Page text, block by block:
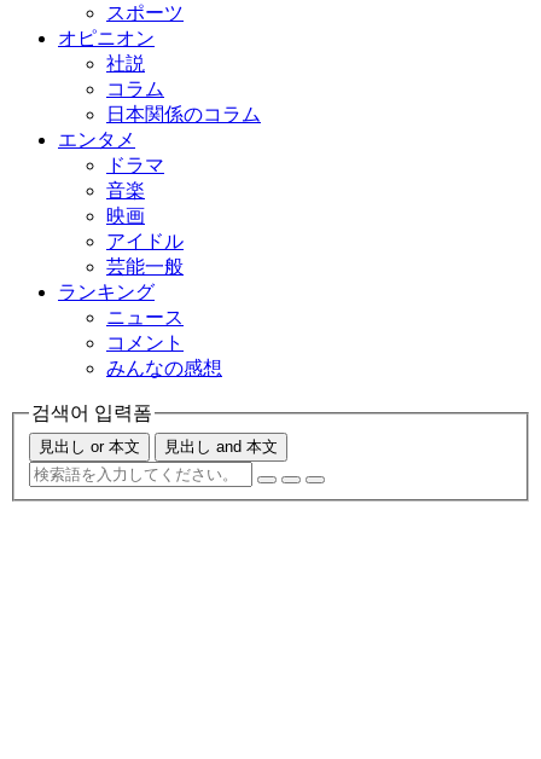
スポーツ
オピニオン
社説
コラム
日本関係のコラム
エンタメ
ドラマ
音楽
映画
アイドル
芸能一般
ランキング
ニュース
コメント
みんなの感想
검색어 입력폼
見出し or 本文 見出し and 本文